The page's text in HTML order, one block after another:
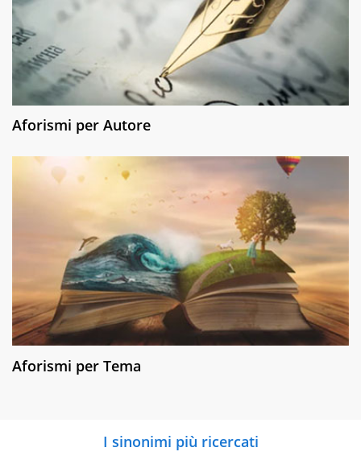
Aforismi per Autore
Aforismi per Tema
I sinonimi più ricercati